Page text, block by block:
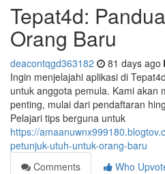
Tepat4d:
Orang Baru
deacontqgd363182 81 days ago
Ingin menjelajahi aplikasi di
untuk anggota pemula. Kami akan
penting, mulai dari pendaftaran
Pelajari tips berguna untuk
https://
petunjuk-utuh-untuk-orang-baru
Comments
Who